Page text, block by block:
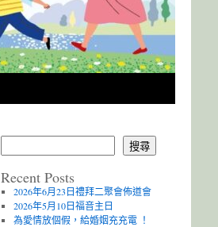
搜尋
Recent Posts
2026年6月23日禮拜二聚會佈道會
2026年5月10日福音主日
為愛情放個假，給婚姻充充電 ！